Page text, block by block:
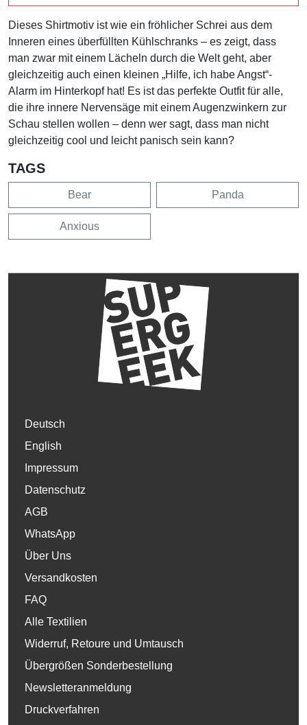
Dieses Shirtmotiv ist wie ein fröhlicher Schrei aus dem
Inneren eines überfüllten Kühlschranks – es zeigt, dass
man zwar mit einem Lächeln durch die Welt geht, aber
gleichzeitig auch einen kleinen „Hilfe, ich habe Angst“-
Alarm im Hinterkopf hat! Es ist das perfekte Outfit für alle,
die ihre innere Nervensäge mit einem Augenzwinkern zur
Schau stellen wollen – denn wer sagt, dass man nicht
gleichzeitig cool und leicht panisch sein kann?
TAGS
Bear Panda
Anxious
Deutsch
English
Impressum
Datenschutz
AGB
WhatsApp
Über Uns
Versandkosten
FAQ
Alle Textilien
Widerruf, Retoure und Umtausch
Übergrößen Sonderbestellung
Newsletteranmeldung
Druckverfahren